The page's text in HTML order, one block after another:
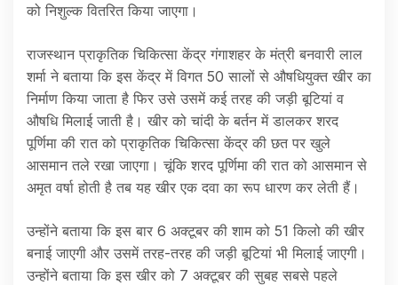
को निशुल्क वितरित किया जाएगा।
राजस्थान प्राकृतिक चिकित्सा केंद्र गंगाशहर के मंत्री बनवारी लाल
शर्मा ने बताया कि इस केंद्र में विगत 50 सालों से औषधियुक्त खीर का
निर्माण किया जाता है फिर उसे उसमें कई तरह की जड़ी बूटियां व
औषधि मिलाई जाती है। खीर को चांदी के बर्तन में डालकर शरद
पूर्णिमा की रात को प्राकृतिक चिकित्सा केंद्र की छत पर खुले
आसमान तले रखा जाएगा। चूंकि शरद पूर्णिमा की रात को आसमान से
अमृत वर्षा होती है तब यह खीर एक दवा का रूप धारण कर लेती हैं।
उन्होंने बताया कि इस बार 6 अक्टूबर की शाम को 51 किलो की खीर
बनाई जाएगी और उसमें तरह-तरह की जड़ी बूटियां भी मिलाई जाएगी।
उन्होंने बताया कि इस खीर को 7 अक्टूबर की सुबह सबसे पहले